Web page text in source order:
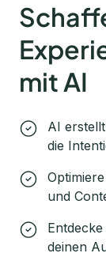
mit AI
AI
die
und
deinen